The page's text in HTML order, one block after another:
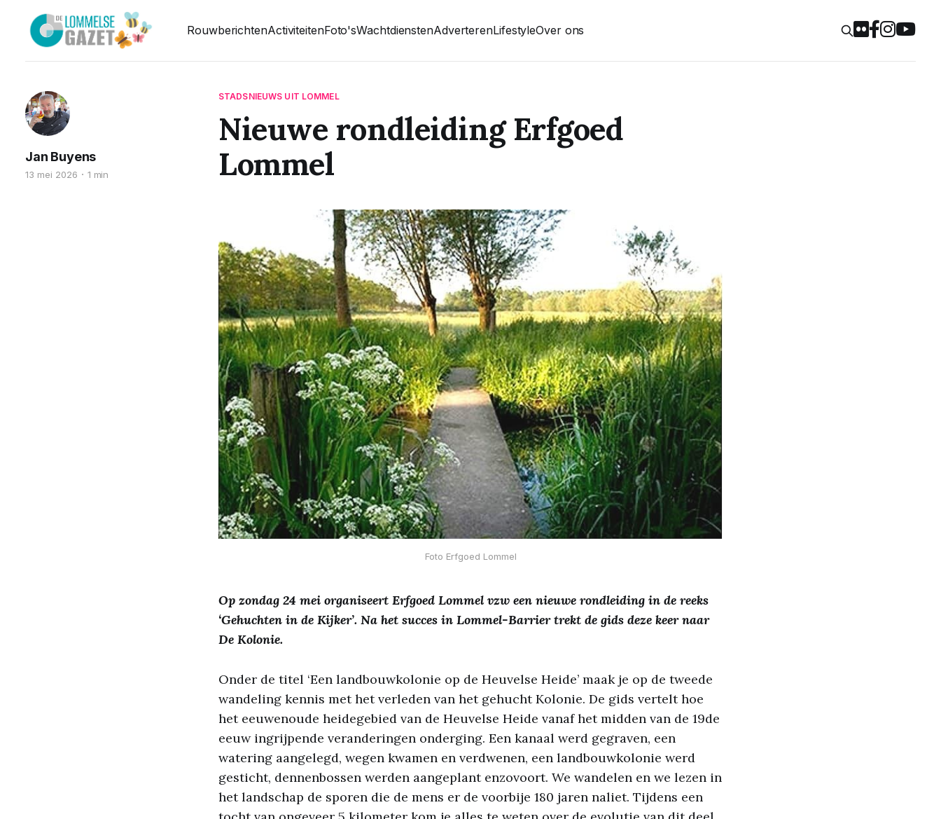
RouwberichtenActiviteitenFoto'sWachtdienstenAdverterenLifestyleOver ons
STADSNIEUWS UIT LOMMEL
Nieuwe rondleiding Erfgoed
Lommel
Jan Buyens
13 mei 2026 1 min
Foto Erfgoed Lommel
Op zondag 24 mei organiseert Erfgoed Lommel vzw een nieuwe rondleiding in de reeks
‘Gehuchten in de Kijker’. Na het succes in Lommel-Barrier trekt de gids deze keer naar
De Kolonie.
Onder de titel ‘Een landbouwkolonie op de Heuvelse Heide’ maak je op de tweede
wandeling kennis met het verleden van het gehucht Kolonie. De gids vertelt hoe
het eeuwenoude heidegebied van de Heuvelse Heide vanaf het midden van de 19de
eeuw ingrijpende veranderingen onderging. Een kanaal werd gegraven, een
watering aangelegd, wegen kwamen en verdwenen, een landbouwkolonie werd
gesticht, dennenbossen werden aangeplant enzovoort. We wandelen en we lezen in
het landschap de sporen die de mens er de voorbije 180 jaren naliet. Tijdens een